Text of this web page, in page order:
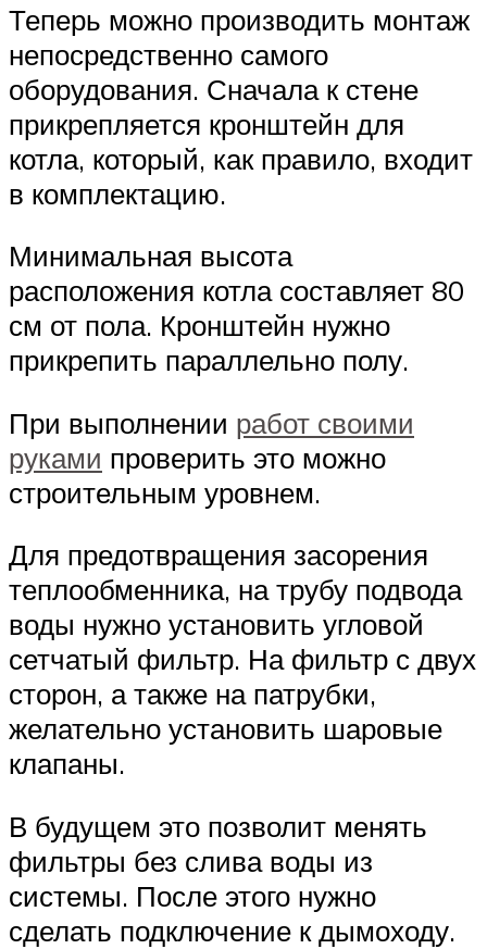
Теперь можно производить монтаж
непосредственно самого
оборудования. Сначала к стене
прикрепляется кронштейн для
котла, который, как правило, входит
в комплектацию.
Минимальная высота
расположения котла составляет 80
см от пола. Кронштейн нужно
прикрепить параллельно полу.
При выполнении работ своими
руками проверить это можно
строительным уровнем.
Для предотвращения засорения
теплообменника, на трубу подвода
воды нужно установить угловой
сетчатый фильтр. На фильтр с двух
сторон, а также на патрубки,
желательно установить шаровые
клапаны.
В будущем это позволит менять
фильтры без слива воды из
системы. После этого нужно
сделать подключение к дымоходу.